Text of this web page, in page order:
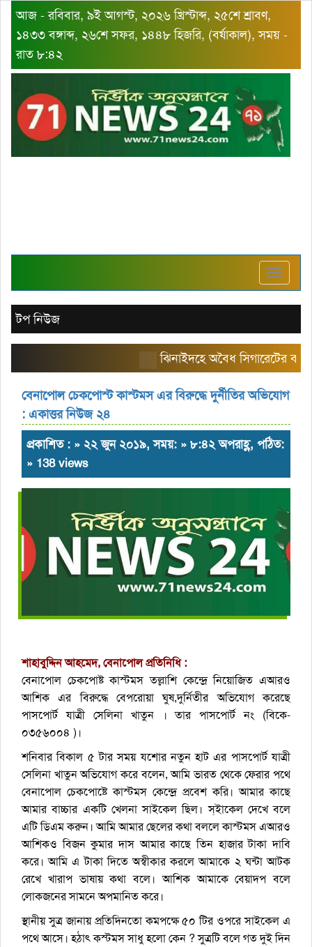
আজ - রবিবার, ৯ই আগস্ট, ২০২৬ খ্রিস্টাব্দ, ২৫শে শ্রাবণ,
১৪৩৩ বঙ্গাব্দ, ২৬শে সফর, ১৪৪৮ হিজরি, (বর্ষাকাল), সময় -
রাত ৮:৪২
Toggle
টপ নিউজ
ঝিনাইদহে অবৈধ সিগারেটের বাজার
বেনাপোল চেকপোস্ট কাস্টমস এর বিরুদ্ধে দুর্নীতির অভিযোগ
: একাত্তর নিউজ ২৪
প্রকাশিত : » ২২ জুন ২০১৯, সময়: » ৮:৪২ অপরাহ্ণ, পঠিত:
» 138 views
শাহাবুদ্দিন আহমেদ, বেনাপোল প্রতিনিধি :
বেনাপোল চেকপোষ্ট কাস্টমস তল্লাশি কেন্দ্রে নিয়োজিত এআরও
আশিক এর বিরুদ্ধে বেপরোয়া ঘুষ,দুর্নিতীর অভিযোগ করেছে
পাসপোর্ট যাত্রী সেলিনা খাতুন । তার পাসপোর্ট নং (বিকে-
০৩৫৬০০৪ )।
শনিবার বিকাল ৫ টার সময় যশোর নতুন হাট এর পাসপোর্ট যাত্রী
সেলিনা খাতুন অভিযোগ করে বলেন, আমি ভারত থেকে ফেরার পথে
বেনাপোল চেকপোষ্টে কাস্টমস কেন্দ্রে প্রবেশ করি। আমার কাছে
আমার বাচ্চার একটি খেলনা সাইকেল ছিল। স্ইাকেল দেখে বলে
এটি ডিএম করুন। আমি আমার ছেলের কথা বললে কাস্টমস এআরও
আশিকও বিজন কুমার দাস আমার কাছে তিন হাজার টাকা দাবি
করে। আমি এ টাকা দিতে অস্বীকার করলে আমাকে ২ ঘন্টা আটক
রেখে খারাপ ভাষায় কথা বলে। আশিক আমাকে বেয়াদপ বলে
লোকজনের সামনে অপমানিত করে।
স্থানীয় সুত্র জানায় প্রতিদিনতো কমপক্ষে ৫০ টির ওপরে সাইকেল এ
পথে আসে। হঠাৎ কস্টমস সাধু হলো কেন ? সুত্রটি বলে গত দুই দিন